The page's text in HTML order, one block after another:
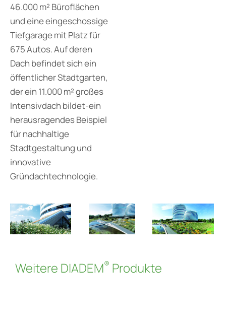
46.000 m² Büroflächen
und eine eingeschossige
Tiefgarage mit Platz für
675 Autos. Auf deren
Dach befindet sich ein
öffentlicher Stadtgarten,
der ein 11.000 m² großes
Intensivdach bildet-ein
herausragendes Beispiel
für nachhaltige
Stadtgestaltung und
innovative
Gründachtechnologie.
Weitere DIADEM® Produkte